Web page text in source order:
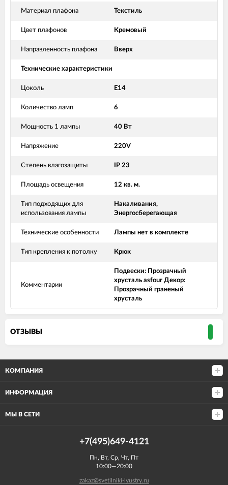
Материал плафона Текстиль
Цвет плафонов Кремовый
Направленность плафона Вверх
Технические характеристики
Цоколь Е14
Количество ламп 6
Мощность 1 лампы 40 Вт
Напряжение 220V
Степень влагозащиты IP 23
Площадь освещения 12 кв. м.
Тип подходящих для
использования лампы
Накаливания,
Энергосберегающая
Технические особенности Лампы нет в комплекте
Тип крепления к потолку Крюк
Комментарии
Подвески: Прозрачный
хрусталь asfour Декор:
Прозрачный граненый
хрусталь
ОТЗЫВЫ
КОМПАНИЯ
ИНФОРМАЦИЯ
МЫ В СЕТИ
+7(495)649-4121
Пн, Вт, Ср, Чт, Пт
10:00—20:00
zakaz@svetilniki-lyustry.ru